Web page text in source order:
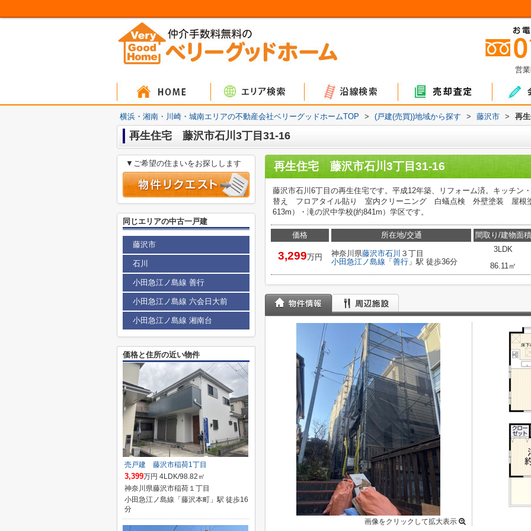
営
戸建て
マンション
土地 戸建て
マンション
土地
横浜・湘南・川崎・城南エリアの不動産会社ベリーグッドホームTOP > (戸建(売買))地域から探す > 藤沢市 > 再
再生住宅 藤沢市石川3丁目31-16
再生住宅 藤沢市石川3丁目31-16
藤沢市石川6丁目の再生住宅です。平成12年築、リフォーム済。キッチ
替え フロアタイル貼り 室内クリーニング 白蟻点検 外壁塗装 屋根
613m）・滝の沢中学校(約841m）学区です。
価格
3,299万円
所在地/交通
神奈川県藤沢市石川 ３丁目
小田急江ノ島線 「 善行 」駅 徒歩36分
間取り/建物面積
3LDK
86.11㎡
画像をクリックして拡大表示
▼ご希望の住まいをお探しします
同じエリアの中古一戸建
藤沢市
石川
小田急江ノ島線 善行
小田急江ノ島線 六会日大前
小田急江ノ島線 湘南台
価格と住所の近い物件
売戸建 藤沢市稲荷1丁目
3,399万円 4LDK/98.82㎡
神奈川県藤沢市稲荷１丁目
小田急江ノ島線「藤沢本町」駅 徒歩16
分